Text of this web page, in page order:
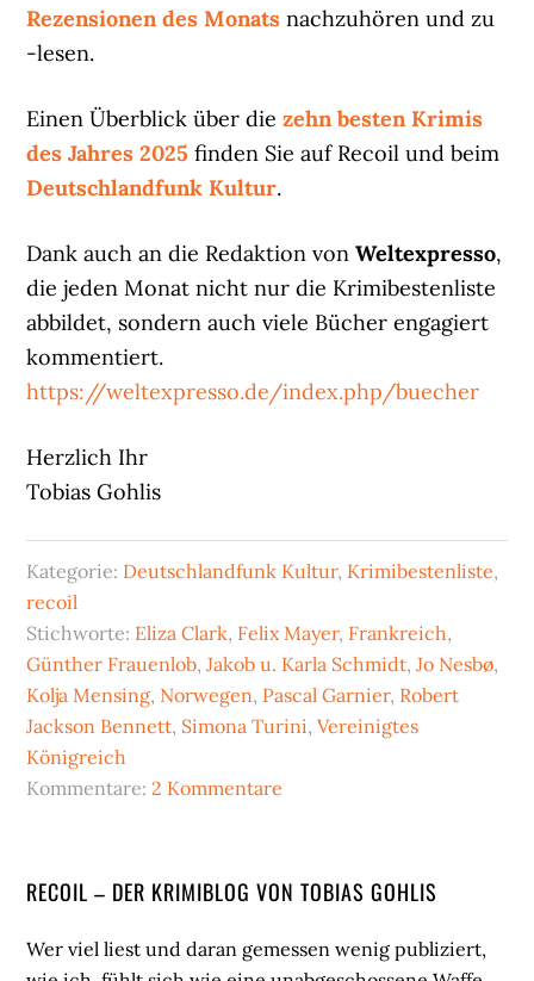
Rezensionen des Monats nachzuhören und zu
-lesen.
Einen Überblick über diezehn besten Krimis
des Jahres 2025 finden Sie auf Recoil und beim
Deutschlandfunk Kultur.
Dank auch an die Redaktion vonWeltexpresso,
die jeden Monat nicht nur die Krimibestenliste
abbildet, sondern auch viele Bücher engagiert
kommentiert.
https://weltexpresso.de/index.php/buecher
Herzlich Ihr
Tobias Gohlis
Kategorie: Deutschlandfunk Kultur, Krimibestenliste,
recoil
Stichworte: Eliza Clark, Felix Mayer, Frankreich,
Günther Frauenlob,Jakob u. Karla Schmidt,Jo Nesbø,
Kolja Mensing, Norwegen, Pascal Garnier, Robert
Jackson Bennett, Simona Turini,Vereinigtes
Königreich
Kommentare:2 Kommentare
Seitenspalte
RECOIL – DER KRIMIBLOG VON TOBIAS GOHLIS
Wer viel liest und daran gemessen wenig publiziert,